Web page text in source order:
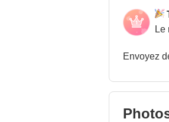
Le
Envoyez